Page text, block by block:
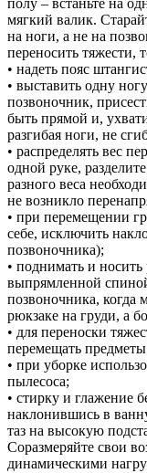
полу – встаньте на
мягкий валик.
на ноги, а не на
переносить тяжести,
• надеть пояс
• выставить одну
позвоночник,
быть прямой и,
разгибая ноги, не
• распределять вес
одной руке,
разного веса
не возникло
• при перемещении
себе, исключить
позвоночника);
• поднимать и носить
выпрямленной
позвоночника, когда
рюкзаке на груди, а
• для переноски
перемещать
• при уборке
пылесоса;
• стирку и глажение
наклонившись в
таз на высокую
Соразмеряйте свои
динамическими